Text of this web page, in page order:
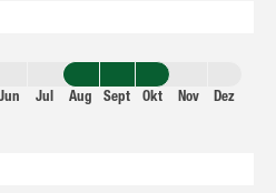
Jul Aug Sept Okt Nov Dez